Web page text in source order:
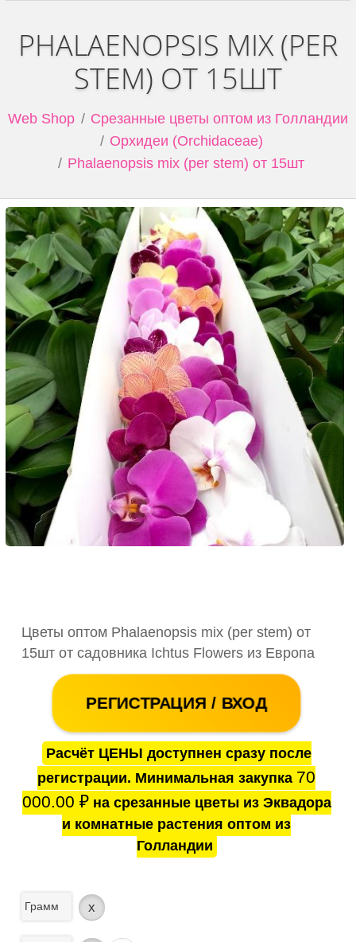
PHALAENOPSIS MIX (PER
STEM) ОТ 15ШТ
Web Shop
Срезанные цветы оптом из Голландии
Орхидеи (Orchidaceae)
Phalaenopsis mix (per stem) от 15шт
Цветы оптом Phalaenopsis mix (per stem) от
15шт от садовника Ichtus Flowers из Европа
РЕГИСТРАЦИЯ / ВХОД
Расчёт ЦЕНЫ доступнен сразу после
регистрации. Минимальная закупка 70
000.00 ₽на срезанные цветы из Эквадора
и комнатные растения оптом из
Голландии
Грамм x